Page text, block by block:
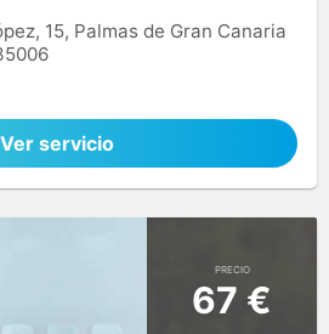
15, Palmas de Gran Canaria
Ver servicio
PRECIO
67 €